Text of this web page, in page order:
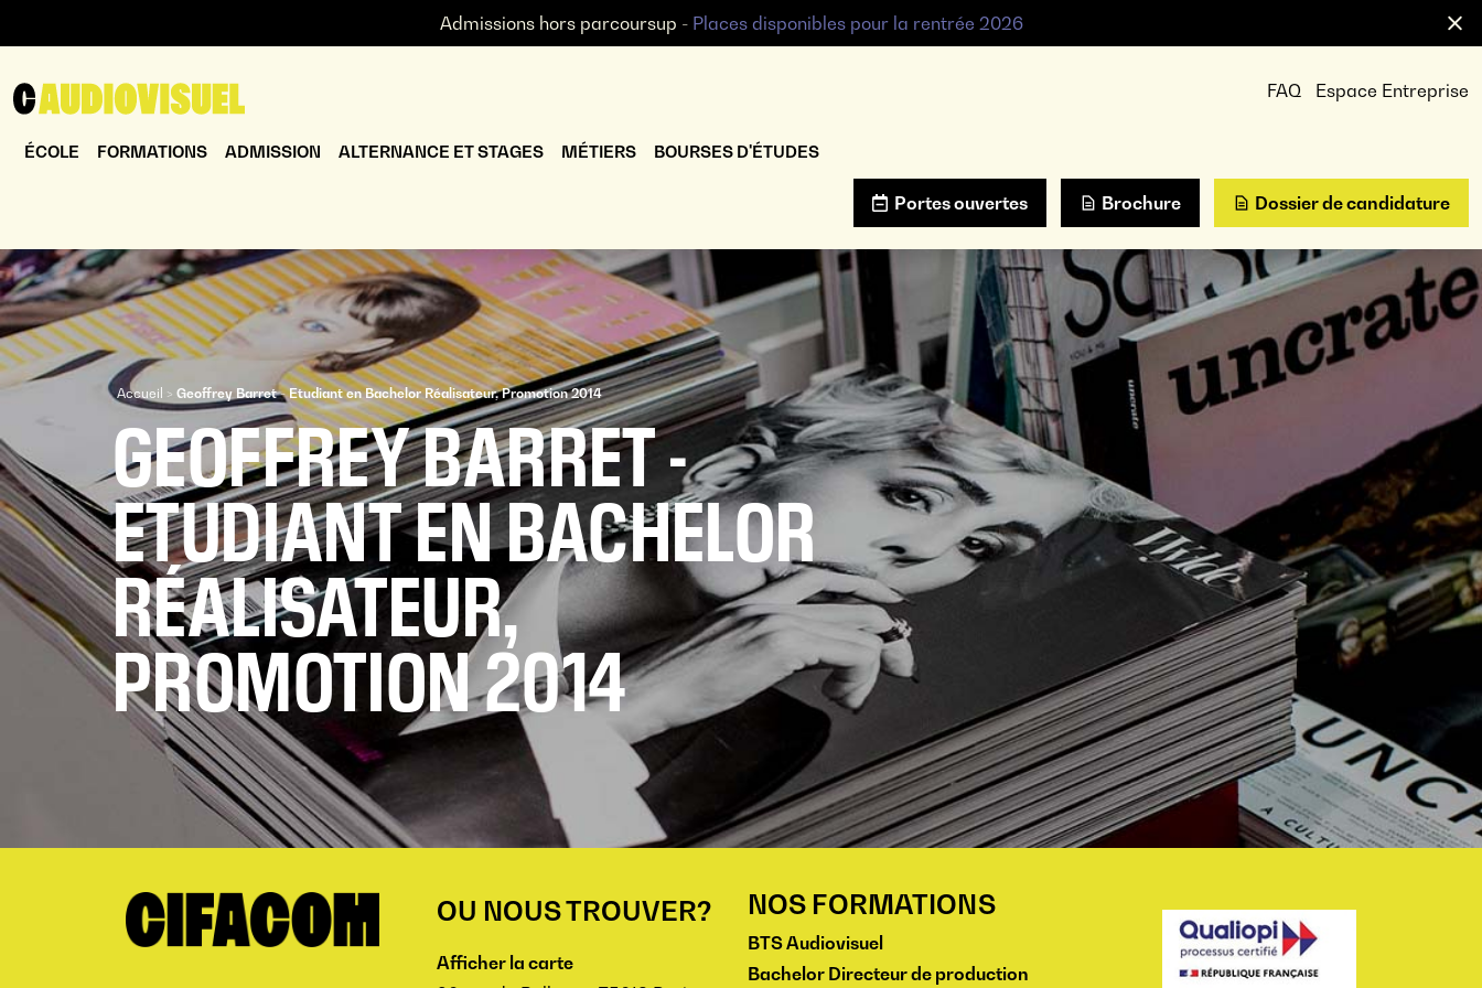
Vous êtes ici
Accueil > Geoffrey Barret - Etudiant en Bachelor Réalisateur, Promotion 2014
GEOFFREY BARRET -
ETUDIANT EN BACHELOR
RÉALISATEUR,
PROMOTION 2014
Admissions hors parcoursup - Places disponibles pour la rentrée 2026
FAQ Espace Entreprise
ÉCOLE FORMATIONS ADMISSION ALTERNANCE ET STAGES MÉTIERS BOURSES D'ÉTUDES
Portes ouvertes Brochure Dossier de candidature
OU NOUS TROUVER?
Afficher la carte
NOS FORMATIONS
BTS Audiovisuel
Bachelor Directeur de production